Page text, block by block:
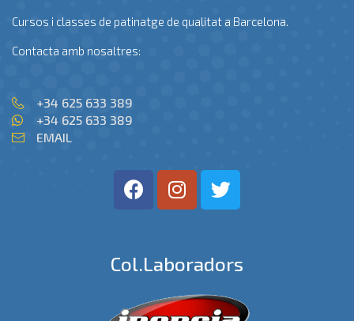
Cursos i classes de patinatge de qualitat a Barcelona.
Contacta amb nosaltres:
+34 625 633 389
+34 625 633 389
EMAIL
Col.laboradors